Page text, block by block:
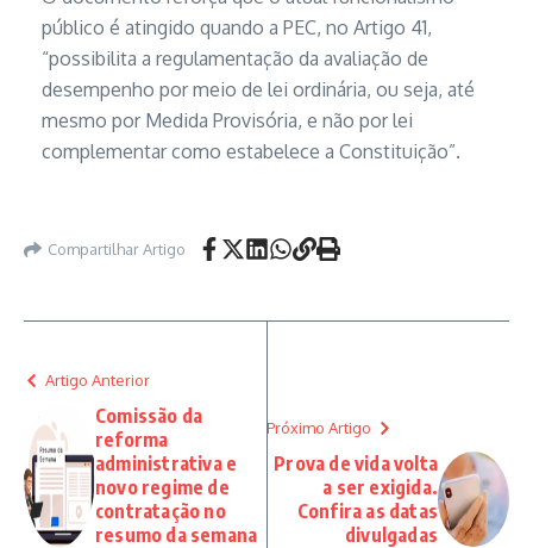
público é atingido quando a PEC, no Artigo 41,
“possibilita a regulamentação da avaliação de
desempenho por meio de lei ordinária, ou seja, até
mesmo por Medida Provisória, e não por lei
complementar como estabelece a Constituição”.
Compartilhar Artigo
Artigo Anterior
Comissão da
reforma
administrativa e
novo regime de
contratação no
resumo da semana
Próximo Artigo
Prova de vida volta
a ser exigida.
Confira as datas
divulgadas